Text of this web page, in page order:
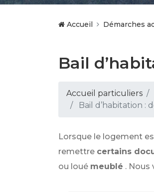
Accueil Démarches
Bail
Accueil particuliers
Bail d’habitation :
Lorsque le logement
remettre certains
ou loué meublé . Nous